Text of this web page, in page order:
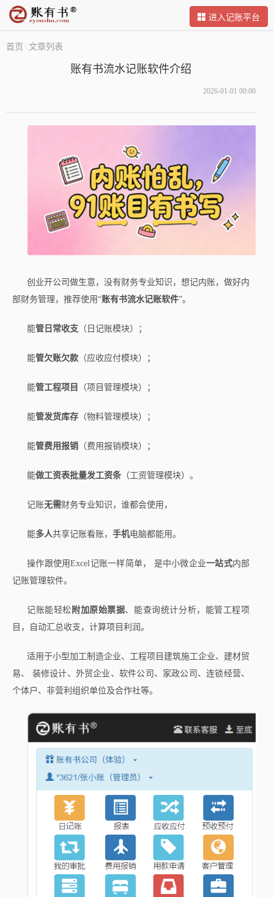
进入记账平台
首页 \文章列表
账有书流水记账软件介绍
2026-01-01 00:00
创业开公司做生意，没有财务专业知识，想记内账，做好内
部财务管理，推荐使用“账有书流水记账软件”。
能管日常收支 （日记账模块）；
能管欠账欠款 （应收应付模块）；
能管工程项目 （项目管理模块）；
能管发货库存 （物料管理模块）；
能管费用报销 （费用报销模块）；
能做工资表批量发工资条 （工资管理模块）。
记账无需财务专业知识，谁都会使用，
能多人共享记账看账， 手机电脑都能用。
操作跟使用Excel记账一样简单， 是中小微企业一站式内部
记账管理软件。
记账能轻松 附加原始票据、能查询统计分析，能管工程项
目，自动汇总收支，计算项目利润。
适用于小型加工制造企业、工程项目建筑施工企业、建材贸
易、 装修设计、外贸企业、软件公司、家政公司、连锁经营、
个体户、非营利组织单位及合作社等。